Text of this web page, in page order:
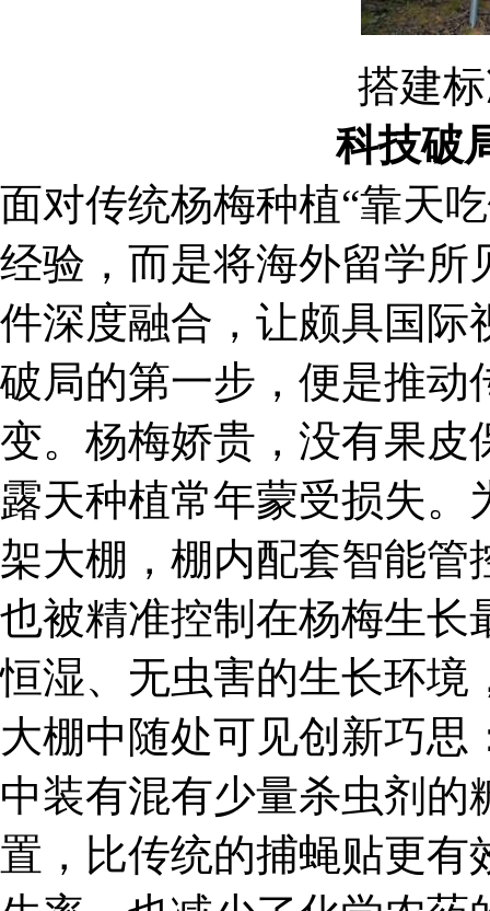
搭建
科技破
面对传统杨梅种植“靠天
经验，而是将海外留学所
件深度融合，让颇具国际
破局的第一步，便是推动
变。杨梅娇贵，没有果皮
露天种植常年蒙受损失
架大棚，棚内配套智能管
也被精准控制在杨梅生长
恒湿、无虫害的生长环境
大棚中随处可见创新巧
中装有混有少量杀虫剂
置，比传统的捕蝇贴更有